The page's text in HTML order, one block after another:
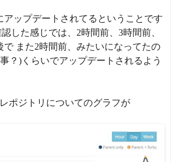
アップデートされてるということです
した感じでは、2時間前、3時間前、
で また2時間前、みたいになってたの
？)くらいでアップデートされるよう
ポジトリについてのグラフが